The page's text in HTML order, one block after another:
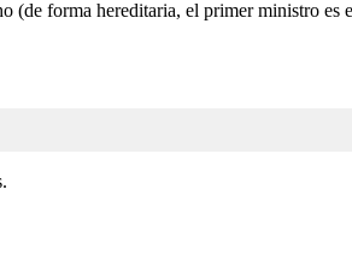
(de forma hereditaria, el primer ministro es